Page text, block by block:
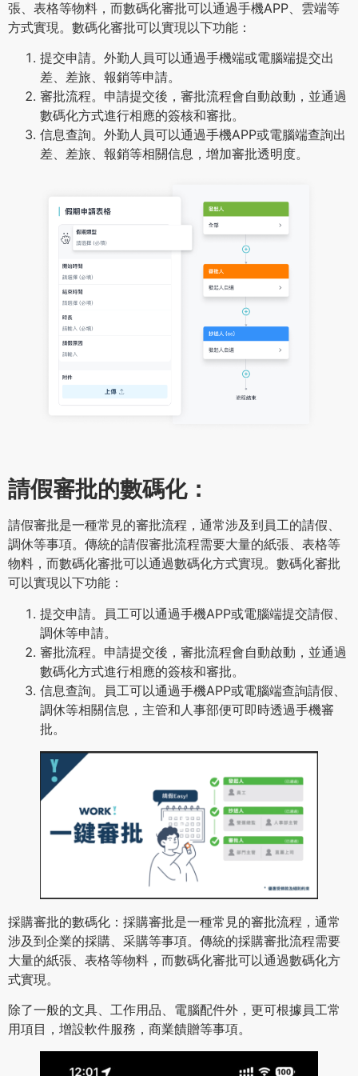
張、表格等物料，而數碼化審批可以通過手機APP、雲端等
方式實現。數碼化審批可以實現以下功能：
提交申請。外勤人員可以通過手機端或電腦端提交出
差、差旅、報銷等申請。
審批流程。申請提交後，審批流程會自動啟動，並通過
數碼化方式進行相應的簽核和審批。
信息查詢。外勤人員可以通過手機APP或電腦端查詢出
差、差旅、報銷等相關信息，增加審批透明度。
請假審批的數碼化：
請假審批是一種常見的審批流程，通常涉及到員工的請假、
調休等事項。傳統的請假審批流程需要大量的紙張、表格等
物料，而數碼化審批可以通過數碼化方式實現。數碼化審批
可以實現以下功能：
提交申請。員工可以通過手機APP或電腦端提交請假、
調休等申請。
審批流程。申請提交後，審批流程會自動啟動，並通過
數碼化方式進行相應的簽核和審批。
信息查詢。員工可以通過手機APP或電腦端查詢請假、
調休等相關信息，主管和人事部便可即時透過手機審
批。
採購審批的數碼化：採購審批是一種常見的審批流程，通常
涉及到企業的採購、采購等事項。傳統的採購審批流程需要
大量的紙張、表格等物料，而數碼化審批可以通過數碼化方
式實現。
除了一般的文具、工作用品、電腦配件外，更可根據員工常
用項目，增設軟件服務，商業饋贈等事項。